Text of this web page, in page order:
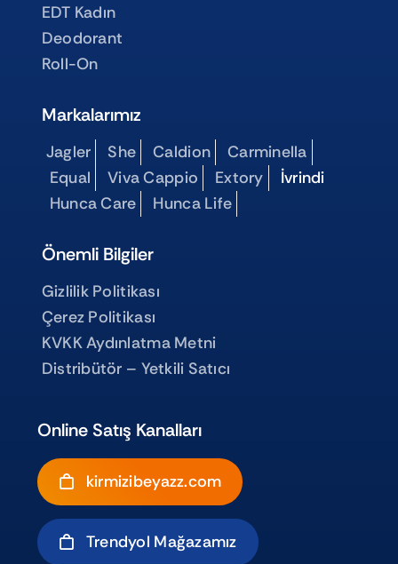
EDT Kadın
Deodorant
Roll-On
Online Satış Kanalları
kirmizibeyazz.com
Trendyol Mağazamız
Markalarımız
Jagler She Caldion
Carminella
Equal
Viva Cappio Extory
İvrindi
Hunca Care
Hunca Life
Önemli Bilgiler
Gizlilik Politikası
Çerez Politikası
KVKK Aydınlatma Metni
Distribütör – Yetkili Satıcı